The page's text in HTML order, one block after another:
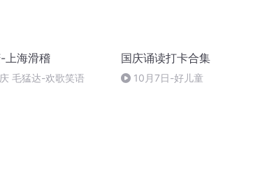
上海滑稽
毛猛达-欢歌笑语
国庆诵读打卡合集
10月7日-好儿童